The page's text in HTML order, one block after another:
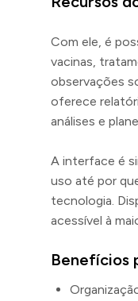
Com ele, é
vacinas,
observações
oferece
análises e
A interface é
uso até por
tecnologia.
acessível à
Benefícios